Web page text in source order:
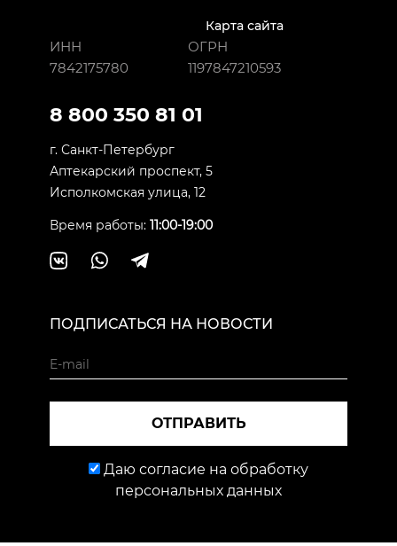
Карта сайта
ИНН
7842175780
ОГРН
1197847210593
8 800 350 81 01
г. Санкт-Петербург
Аптекарский проспект, 5
Исполкомская улица, 12
Время работы: 11:00-19:00
ПОДПИСАТЬСЯ НА НОВОСТИ
ОТПРАВИТЬ
Даю согласие на обработку
персональных данных